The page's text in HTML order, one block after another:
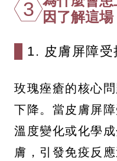
3
因了解這場
1. 皮膚屏障受
玫瑰痤瘡的核心
下降。當皮膚屏
溫度變化或化學
膚，引發免疫反應